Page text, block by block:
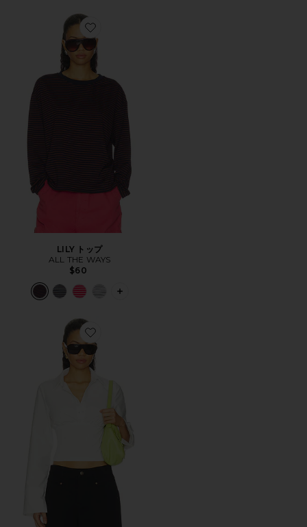
Favorite LILY トップ
LILY トップ
ALL THE WAYS
$60
PLUS ICON TO SEE MORE OPTIONS
Favorite AMIKA トップ